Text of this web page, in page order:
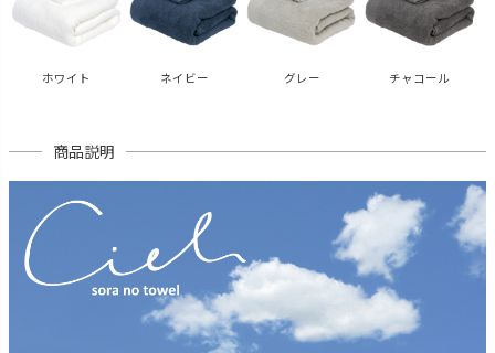
ホワイト ネイビー グレー チャコール
商品説明